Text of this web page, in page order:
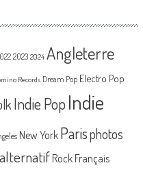
2023 2024 Angleterre
Records Dream Pop Electro Pop
Indie PopIndie
New York Parisphotos
Rock Français